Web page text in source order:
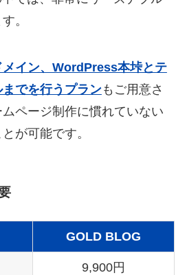
。
メイン、WordPress本垰とテ
でを行うプランもご用意さ
ページ制作に慣れていない
が可能です。
GOLD BLOG
9,900円